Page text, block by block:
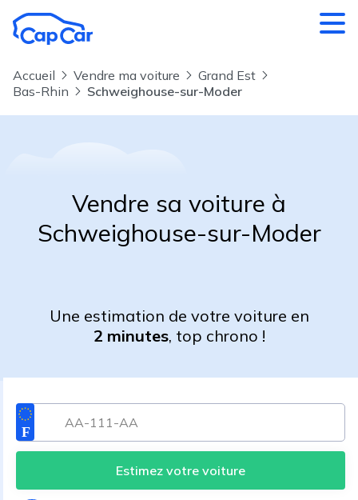
Accueil Vendre ma voiture
Grand Est
Bas-Rhin
Schweighouse-sur-Moder
Vendre sa voiture à
Schweighouse-sur-Moder
Une estimation de votre voiture en
2 minutes, top chrono !
Estimez votre voiture